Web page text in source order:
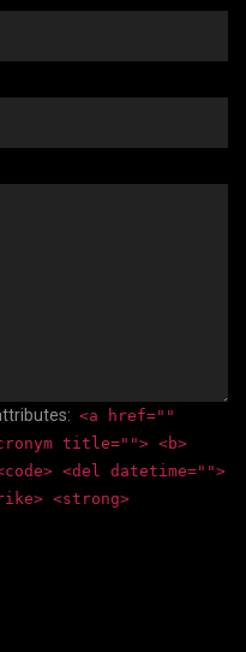
<a href=""
title=""> <b>
<del datetime="">
<strong>